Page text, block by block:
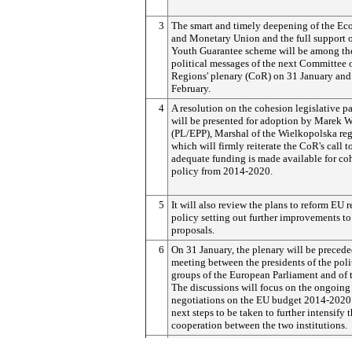
3
The smart and timely deepening of the
and Monetary Union and the full support
Youth Guarantee scheme will be among
political messages of the next Committee
Regions' plenary (CoR) on 31 January
February.
4 A resolution on the cohesion legislative
will be presented for adoption by Marek
(PL/EPP), Marshal of the Wielkopolska
which will firmly reiterate the CoR's call
adequate funding is made available for
policy from 2014-2020.
5
It will also review the plans to reform EU
policy setting out further improvements
proposals.
6
On 31 January, the plenary will be
meeting between the presidents of the
groups of the European Parliament and of
The discussions will focus on the ongoing
negotiations on the EU budget 2014-
next steps to be taken to further intensify
cooperation between the two institutions.